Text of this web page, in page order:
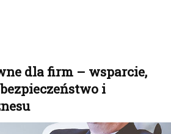
dla firm – wsparcie,
i